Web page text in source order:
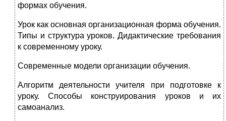
формах обучения.
Урок как основная организационная форма обучения.
Типы и структура уроков. Дидактические требования
к современному уроку.
Современные модели организации обучения.
Алгоритм деятельности учителя при подготовке к
уроку. Способы конструирования уроков и их
самоанализ.